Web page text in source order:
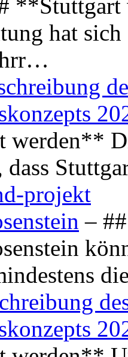
**Stuttgart
hat
werden**
dass
projekt
–